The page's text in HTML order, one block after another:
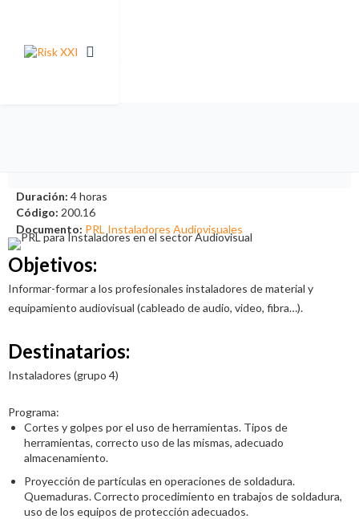
Duración: 4 horas
Código: 200.16
Documento: PRL Instaladores Audiovisuales
Objetivos:
Informar-formar a los profesionales instaladores de material y
equipamiento audiovisual (cableado de audio, video, fibra…).
Destinatarios:
Instaladores (grupo 4)
Programa:
Cortes y golpes por el uso de herramientas. Tipos de
herramientas, correcto uso de las mismas, adecuado
almacenamiento.
Proyección de partículas en operaciones de soldadura.
Quemaduras. Correcto procedimiento en trabajos de soldadura,
uso de los equipos de protección adecuados.